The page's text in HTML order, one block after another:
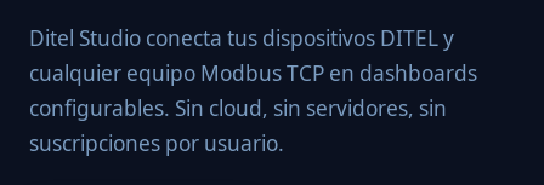
Ditel Studio conecta tus dispositivos DITEL y
cualquier equipo Modbus TCP en dashboards
configurables. Sin cloud, sin servidores, sin
suscripciones por usuario.